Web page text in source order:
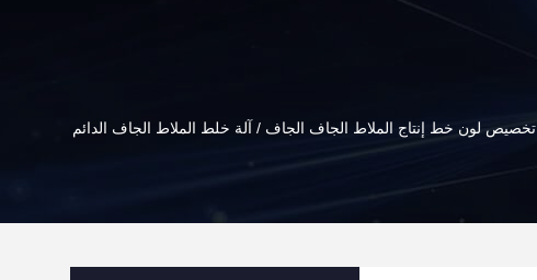
تخصيص لون خط إنتاج الملاط الجاف الجاف / آلة خلط الملاط الجاف الدائم